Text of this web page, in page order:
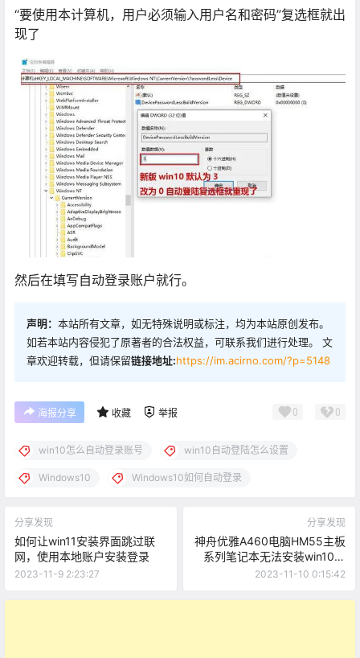
“要使用本计算机，用户必须输入用户名和密码”复选框就出
现了
然后在填写自动登录账户就行。
声明： 本站所有文章，如无特殊说明或标注，均为本站原创发布。
如若本站内容侵犯了原著者的合法权益，可联系我们进行处理。 文
章欢迎转载，但请保留链接地址:https://im.acirno.com/?p=5148
海报分享 收藏 举报 0 0
win10怎么自动登录账号 win10自动登陆怎么设置
Windows10 Windows10如何自动登录
分享发现
如何让win11安装界面跳过联
网，使用本地账户安装登录
2023-11-9 2:23:27
分享发现
神舟优雅A460电脑HM55主板
系列笔记本无法安装win10、
win11的解决方法
2023-11-10 0:15:42